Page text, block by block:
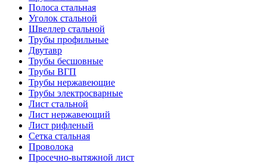
Полоса стальная
Уголок стальной
Швеллер стальной
Трубы профильные
Двутавр
Трубы бесшовные
Трубы ВГП
Трубы нержавеющие
Трубы электросварные
Лист стальной
Лист нержавеющий
Лист рифленый
Сетка стальная
Проволока
Просечно-вытяжной лист